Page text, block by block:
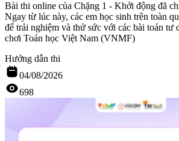
Bài thi online của Chặng 1 - Khởi động đã
Ngay từ lúc này, các em học sinh trên toàn
để trải nghiệm và thử sức với các bài toán tư
chơi Toán học Việt Nam (VNMF)
Hướng dẫn thi
04/08/2026
698